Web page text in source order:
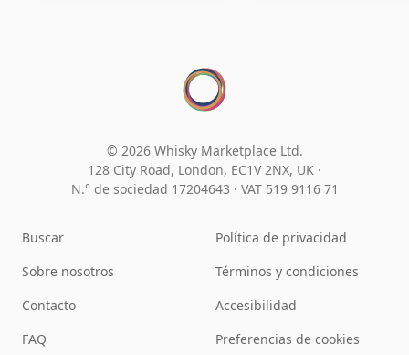
© 2026 Whisky Marketplace Ltd.
128 City Road, London, EC1V 2NX, UK ·
N.° de sociedad 17204643 · VAT 519 9116 71
Buscar
Sobre nosotros
Contacto
FAQ
Política de privacidad
Términos y condiciones
Accesibilidad
Preferencias de cookies